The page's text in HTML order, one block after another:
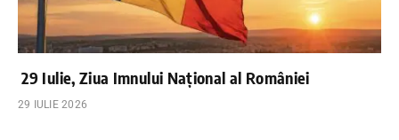
29 Iulie, Ziua Imnului Național al României
29 IULIE 2026